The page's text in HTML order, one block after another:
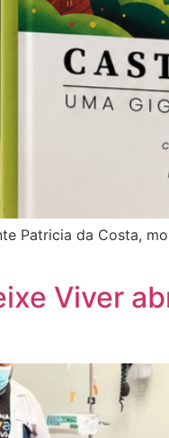
Patricia da Costa,
Viver